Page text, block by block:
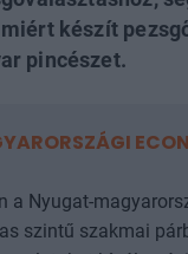
készít
pincészet.
a Nyugat-
szintű szakmai